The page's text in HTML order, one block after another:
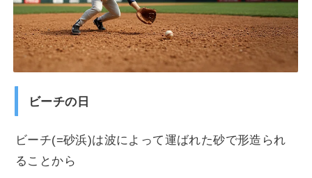
ビーチの日
ビーチ(=砂浜)は波によって運ばれた砂で形造られ
ることから